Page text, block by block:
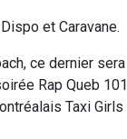
et Caravane.
ce dernier sera
Rap Queb 101
Taxi Girls